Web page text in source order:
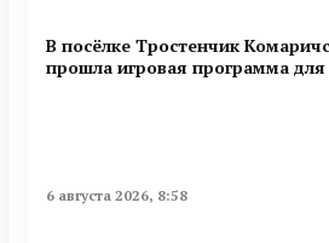
В посёлке Тростенчик
прошла игровая программа для
6 августа 2026, 8:58